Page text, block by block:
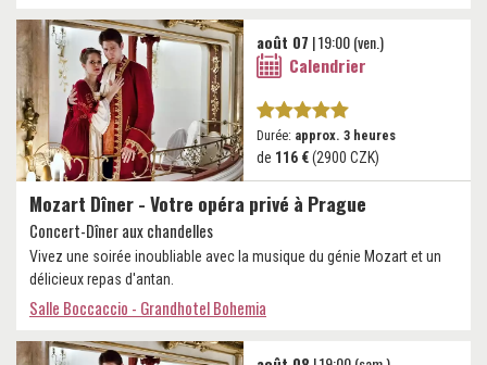
Mozart Dîner - Votre opéra privé à Prague
Concert-Dîner aux chandelles
Vivez une soirée inoubliable avec la musique du génie Mozart et un
délicieux repas d'antan.
Salle Boccaccio - Grandhotel Bohemia
août 07 | 19:00 (ven.)
Calendrier
Durée: approx. 3 heures
de 116 €(2900 CZK)